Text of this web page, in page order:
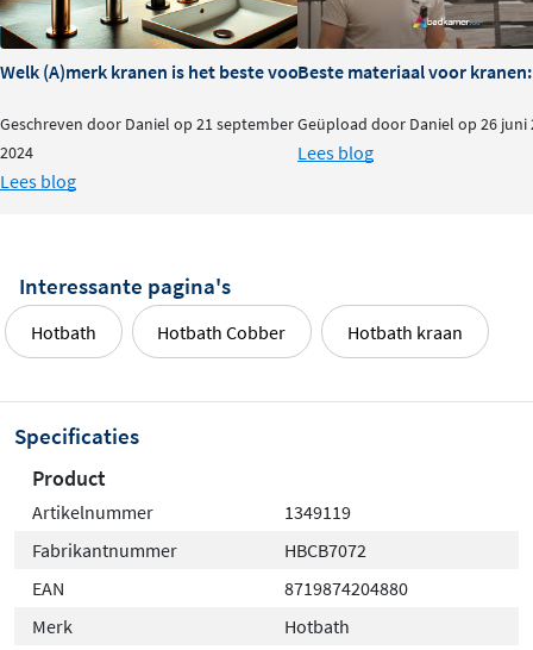
Welk (A)merk kranen is het beste voor je badkamer?
Geschreven door Daniel op 21 september
2024
Lees blog
Beste materiaal voor kranen:
Geüpload door Daniel op 26 juni
Lees blog
Interessante pagina's
Hotbath Hotbath Cobber Hotbath kraan
Specificaties
Product
Artikelnummer
1349119
Fabrikantnummer
HBCB7072
EAN
8719874204880
Merk
Hotbath